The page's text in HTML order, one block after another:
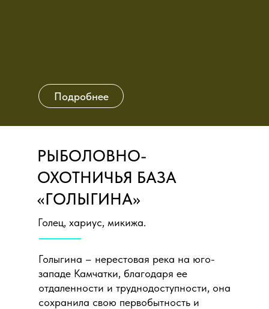
Голец, хариус, микижа.
РЫБОЛОВНО-
ОХОТНИЧЬЯ БАЗА
«ГОЛЫГИНА»
Подробнее
Голыгина – нерестовая река на юго-
западе Камчатки, благодаря ее
отдаленности и труднодоступности, она
сохранила свою первобытность и
Подробнее